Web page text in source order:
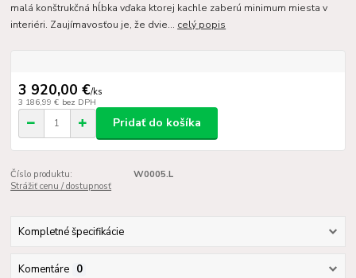
malá konštrukčná hĺbka vďaka ktorej kachle zaberú minimum miesta v
interiéri. Zaujímavosťou je, že dvie... celý popis
3 920,00 €/ks
3 186,99 € bez DPH
Pridať do košíka
Číslo produktu:
W0005.L
Strážiť cenu / dostupnosť
Kompletné špecifikácie
Komentáre 0